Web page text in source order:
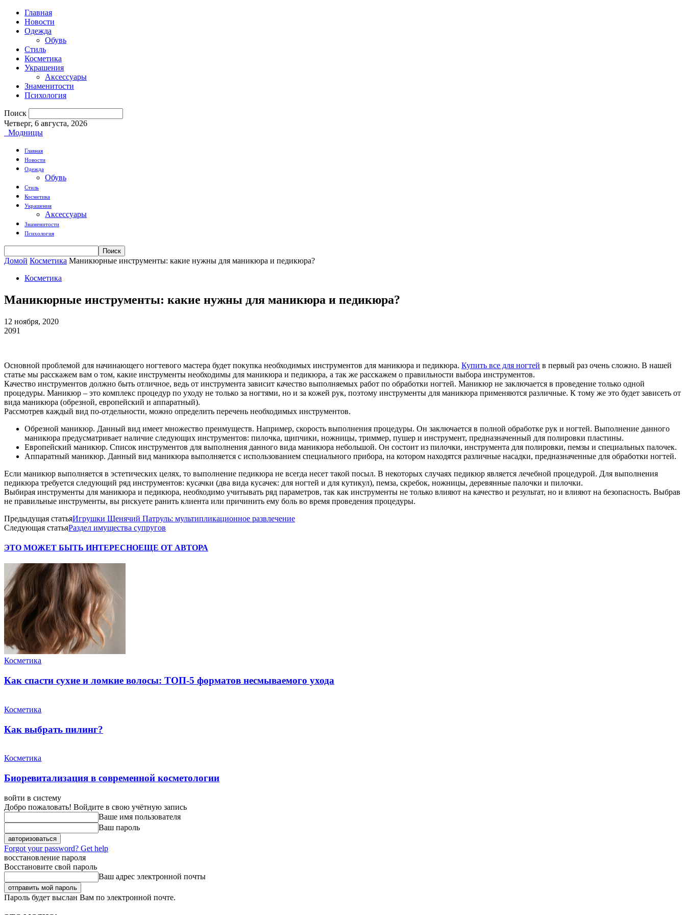
Главная
Новости
Одежда
Обувь
Стиль
Косметика
Украшения
Аксессуары
Знаменитости
Психология
Поиск
Четверг, 6 августа, 2026
Модницы
Главная
Новости
Одежда
Обувь
Стиль
Косметика
Украшения
Аксессуары
Знаменитости
Психология
Домой Косметика Маникюрные инструменты: какие нужны для маникюра и педикюра?
Косметика
Маникюрные инструменты: какие нужны для маникюра и педикюра?
12 ноября, 2020
2091
Основной проблемой для начинающего ногтевого мастера будет покупка необходимых инструментов для маникюра и педикюра. Купить все для ногтей в первый раз очень сложно. В нашей
статье мы расскажем вам о том, какие инструменты необходимы для маникюра и педикюра, а так же расскажем о правильности выбора инструментов.
Качество инструментов должно быть отличное, ведь от инструмента зависит качество выполняемых работ по обработки ногтей. Маникюр не заключается в проведение только одной
процедуры. Маникюр – это комплекс процедур по уходу не только за ногтями, но и за кожей рук, поэтому инструменты для маникюра применяются различные. К тому же это будет зависеть от
вида маникюра (обрезной, европейский и аппаратный).
Рассмотрев каждый вид по-отдельности, можно определить перечень необходимых инструментов.
Обрезной маникюр. Данный вид имеет множество преимуществ. Например, скорость выполнения процедуры. Он заключается в полной обработке рук и ногтей. Выполнение данного
маникюра предусматривает наличие следующих инструментов: пилочка, щипчики, ножницы, триммер, пушер и инструмент, предназначенный для полировки пластины.
Европейский маникюр. Список инструментов для выполнения данного вида маникюра небольшой. Он состоит из пилочки, инструмента для полировки, пемзы и специальных палочек.
Аппаратный маникюр. Данный вид маникюра выполняется с использованием специального прибора, на котором находятся различные насадки, предназначенные для обработки ногтей.
Если маникюр выполняется в эстетических целях, то выполнение педикюра не всегда несет такой посыл. В некоторых случаях педикюр является лечебной процедурой. Для выполнения
педикюра требуется следующий ряд инструментов: кусачки (два вида кусачек: для ногтей и для кутикул), пемза, скребок, ножницы, деревянные палочки и пилочки.
Выбирая инструменты для маникюра и педикюра, необходимо учитывать ряд параметров, так как инструменты не только влияют на качество и результат, но и влияют на безопасность. Выбрав
не правильные инструменты, вы рискуете ранить клиента или причинить ему боль во время проведения процедуры.
Предыдущая статьяИгрушки Щенячий Патруль: мультипликационное развлечение
Следующая статьяРаздел имущества супругов
ЭТО МОЖЕТ БЫТЬ ИНТЕРЕСНОЕЩЕ ОТ АВТОРА
Косметика
Как спасти сухие и ломкие волосы: ТОП-5 форматов несмываемого ухода
Косметика
Как выбрать пилинг?
Косметика
Биоревитализация в современной косметологии
войти в систему
Добро пожаловать! Войдите в свою учётную запись
Ваше имя пользователя
Ваш пароль
Forgot your password? Get help
восстановление пароля
Восстановите свой пароль
Ваш адрес электронной почты
Пароль будет выслан Вам по электронной почте.